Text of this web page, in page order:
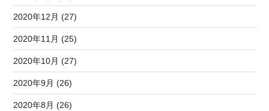
2020年12月 (27)
2020年11月 (25)
2020年10月 (27)
2020年9月 (26)
2020年8月 (26)